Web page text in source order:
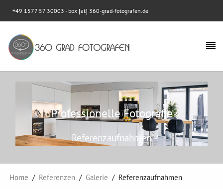
+49 1577 57 30003 - box [at] 360-grad-fotografen.de
Professionelle Fotografie
Referenzaufnahmen
Home Referenzen Galerie Referenzaufnahmen